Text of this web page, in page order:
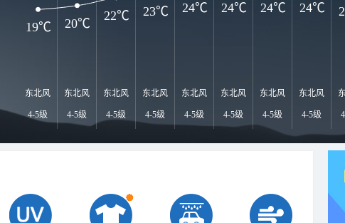
东北风
4-5级
东北风
4-5级
东北风
4-5级
东北风
4-5级
东北风
4-5级
东北风
4-5级
东北风
4-5级
东北风
4-5级
19℃ 20℃
22℃ 23℃ 24℃ 24℃ 24℃ 24℃